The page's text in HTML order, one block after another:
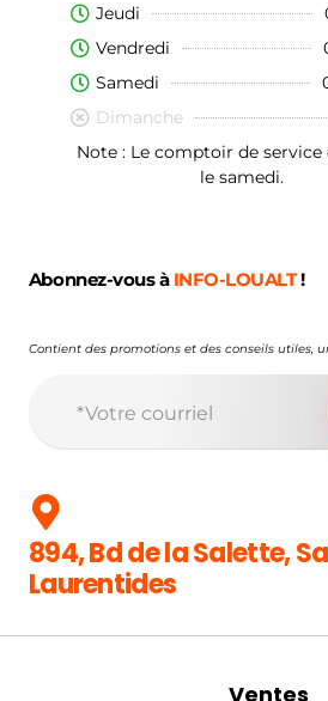
Jeudi
Vendredi
Samedi
Dimanche
Note : Le comptoir de
le samedi.
Abonnez-vous à INFO-LOUALT!
Contient des promotions et des conseils utiles,
894, Bd de la Salette,
Laurentides
Ventes